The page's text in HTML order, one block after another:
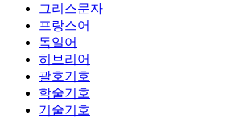
그리스문자
프랑스어
독일어
히브리어
괄호기호
학술기호
기술기호